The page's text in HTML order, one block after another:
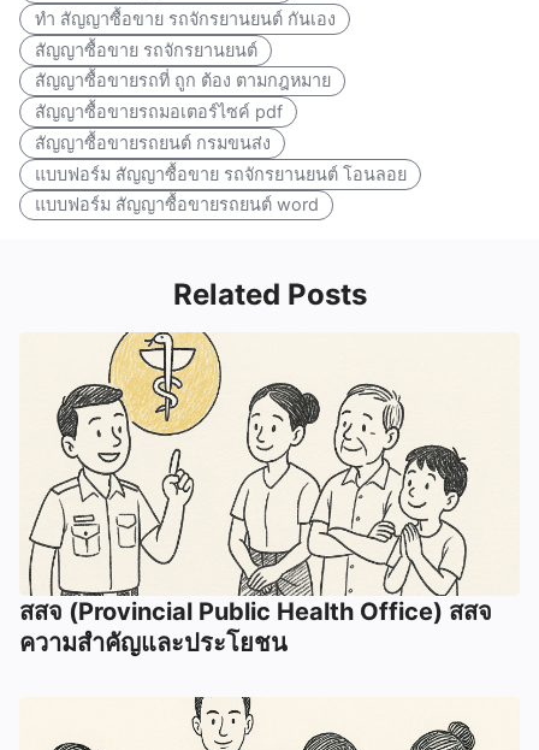
ทํา สัญญาซื้อขาย รถจักรยานยนต์ กันเอง
สัญญาซื้อขาย รถจักรยานยนต์
สัญญาซื้อขายรถที่ ถูก ต้อง ตามกฎหมาย
สัญญาซื้อขายรถมอเตอร์ไซค์ pdf
สัญญาซื้อขายรถยนต์ กรมขนส่ง
แบบฟอร์ม สัญญาซื้อขาย รถจักรยานยนต์ โอนลอย
แบบฟอร์ม สัญญาซื้อขายรถยนต์ word
Related Posts
สสจ (Provincial Public Health Office) สสจ
ความสำคัญและประโยชน